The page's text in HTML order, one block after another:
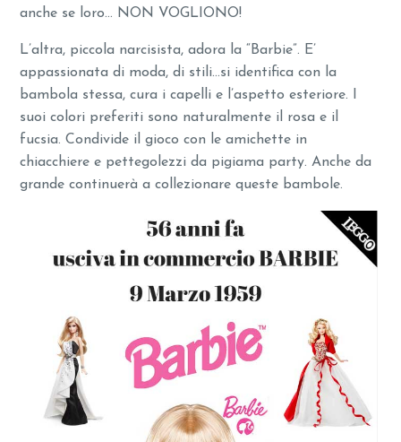
anche se loro… NON VOGLIONO!
L’altra, piccola narcisista, adora la “Barbie”. E’
appassionata di moda, di stili…si identifica con la
bambola stessa, cura i capelli e l’aspetto esteriore. I
suoi colori preferiti sono naturalmente il rosa e il
fucsia. Condivide il gioco con le amichette in
chiacchiere e pettegolezzi da pigiama party. Anche da
grande continuerà a collezionare queste bambole.